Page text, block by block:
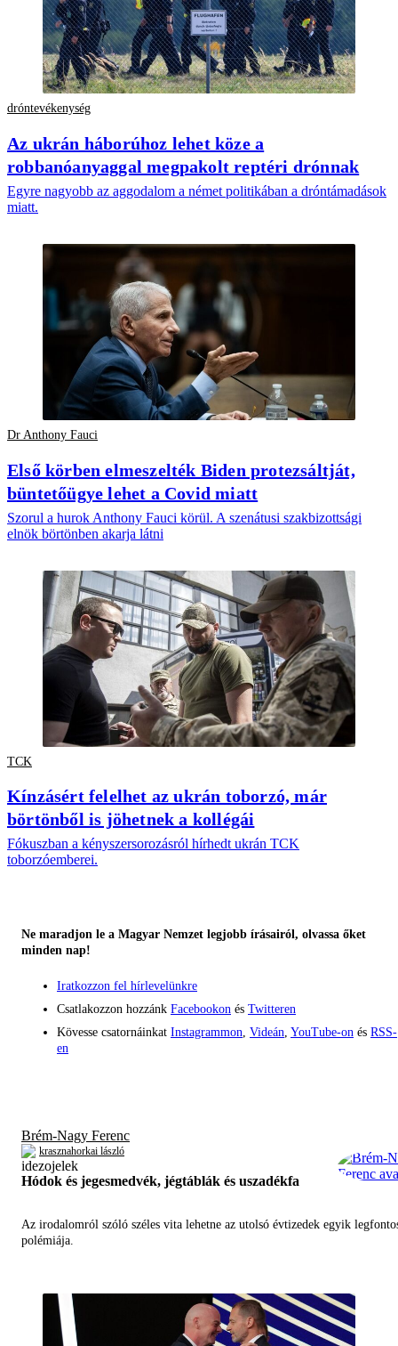
dróntevékenység
Az ukrán háborúhoz lehet köze a
robbanóanyaggal megpakolt reptéri drónnak
Egyre nagyobb az aggodalom a német politikában a dróntámadások
miatt.
Dr Anthony Fauci
Első körben elmeszelték Biden protezsáltját,
büntetőügye lehet a Covid miatt
Szorul a hurok Anthony Fauci körül. A szenátusi szakbizottsági
elnök börtönben akarja látni
TCK
Kínzásért felelhet az ukrán toborzó, már
börtönből is jöhetnek a kollégái
Fókuszban a kényszersorozásról hírhedt ukrán TCK
toborzóemberei.
Ne maradjon le a Magyar Nemzet legjobb írásairól, olvassa őket
minden nap!
Iratkozzon fel hírlevelünkre
Csatlakozzon hozzánk Facebookon és Twitteren
Kövesse csatornáinkat Instagrammon, Videán, YouTube-on és RSS-
en
Brém-Nagy Ferenc
krasznahorkai lászló
Hódok és jegesmedvék, jégtáblák és uszadékfa
Az irodalomról szóló széles vita lehetne az utolsó évtizedek egyik
polémiája.